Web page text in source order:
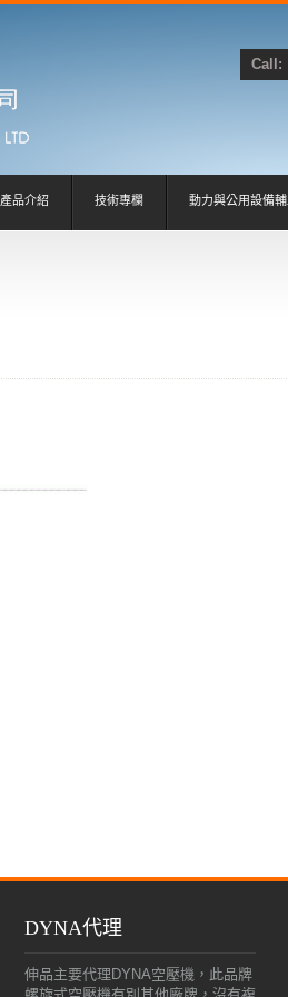
Call:
產品介紹 技術專欄 動力與公用設備
DYNA代理
伸品主要代理DYNA空壓機，此品牌